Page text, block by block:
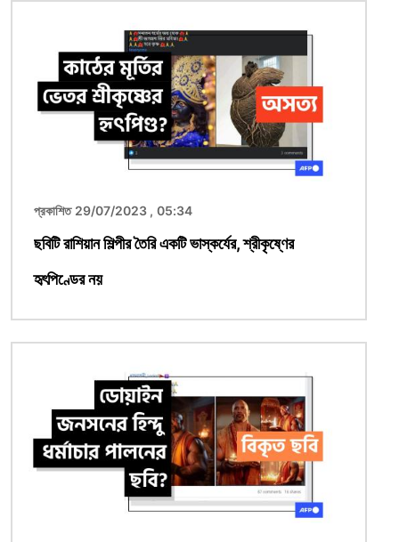
প্রকাশিত 29/07/2023 , 05:34
ছবিটি রাশিয়ান শিল্পীর তৈরি একটি ভাস্কর্যের, শ্রীকৃষ্ণের
হৃৎপিণ্ডের নয়